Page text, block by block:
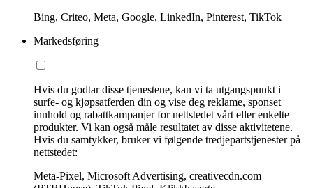
Bing, Criteo, Meta, Google, LinkedIn, Pinterest, TikTok
Markedsføring
Hvis du godtar disse tjenestene, kan vi ta utgangspunkt i
surfe- og kjøpsatferden din og vise deg reklame, sponset
innhold og rabattkampanjer for nettstedet vårt eller enkelte
produkter. Vi kan også måle resultatet av disse aktivitetene.
Hvis du samtykker, bruker vi følgende tredjepartstjenester på
nettstedet:
Meta-Pixel, Microsoft Advertising, creativecdn.com